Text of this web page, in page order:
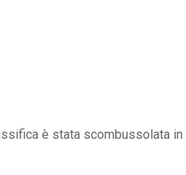
è stata scombussolata